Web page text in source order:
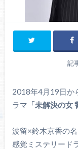
記
2018年4月19日か
ラマ 「未解決の女
波留×鈴木京香の
感覚ミステリード